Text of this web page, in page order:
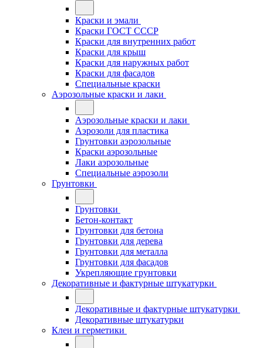
Краски и эмали
Краски ГОСТ СССР
Краски для внутренних работ
Краски для крыш
Краски для наружных работ
Краски для фасадов
Специальные краски
Аэрозольные краски и лаки
Аэрозольные краски и лаки
Аэрозоли для пластика
Грунтовки аэрозольные
Краски аэрозольные
Лаки аэрозольные
Специальные аэрозоли
Грунтовки
Грунтовки
Бетон-контакт
Грунтовки для бетона
Грунтовки для дерева
Грунтовки для металла
Грунтовки для фасадов
Укрепляющие грунтовки
Декоративные и фактурные штукатурки
Декоративные и фактурные штукатурки
Декоративные штукатурки
Клеи и герметики